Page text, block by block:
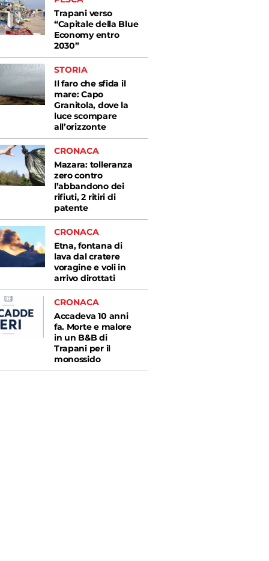
Trapani verso
“Capitale della Blue
Economy entro
2030”
STORIA
Il faro che sfida il
mare: Capo
Granitola, dove la
luce scompare
all’orizzonte
CRONACA
Mazara: tolleranza
zero contro
l’abbandono dei
rifiuti, 2 ritiri di
patente
CRONACA
Etna, fontana di
lava dal cratere
voragine e voli in
arrivo dirottati
CRONACA
Accadeva 10 anni
fa. Morte e malore
in un B&B di
Trapani per il
monossido